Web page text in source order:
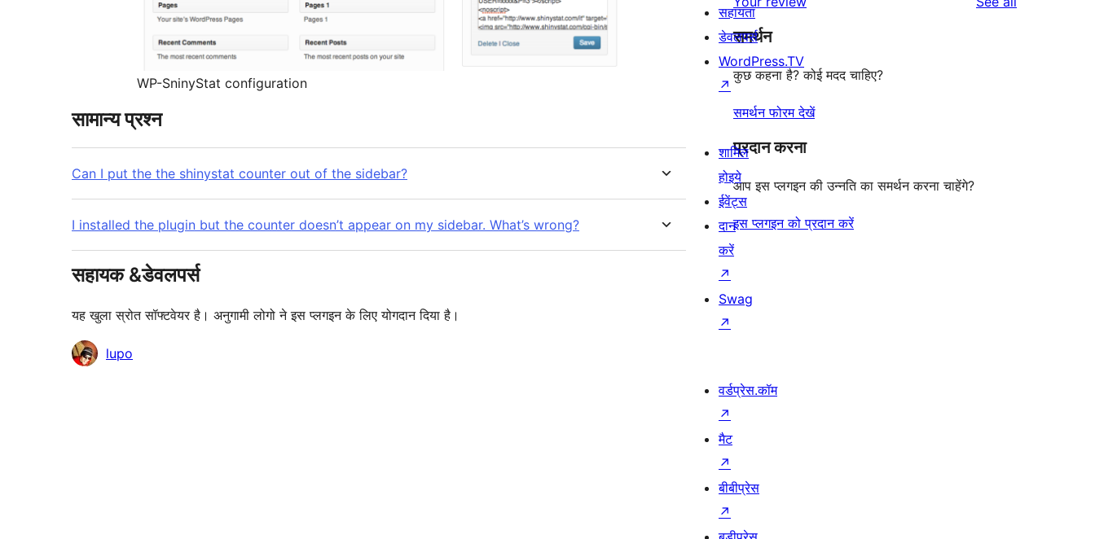
WP-SninyStat configuration
सामान्य प्रश्न
Can I put the the shinystat counter out of the sidebar?
I installed the plugin but the counter doesn’t appear on my sidebar. What’s wrong?
सहायक &डेवलपर्स
यह खुला स्रोत सॉफ्टवेयर है। अनुगामी लोगो ने इस प्लगइन के लिए योगदान दिया है।
योगदानकर्ता
lupo
समर्थन
कुछ कहना है? कोई मदद चाहिए?
समर्थन फोरम देखें
प्रदान करना
आप इस प्लगइन की उन्नति का समर्थन करना चाहेंगे?
इस प्लगइन को प्रदान करें
सहायता
डेवलपर्स
WordPress.TV
↗
शामिल
होइये
ईवेंट्स
दान
करें
↗
Swag
↗
वर्डप्रेस.कॉम
↗
मैट
↗
बीबीप्रेस
↗